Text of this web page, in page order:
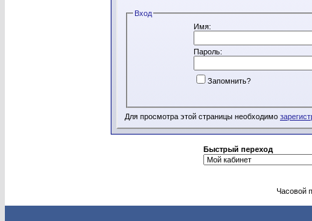
Вход
Имя:
Пароль:
Запомнить?
Для просмотра этой страницы необходимо
Быстрый переход
Часовой